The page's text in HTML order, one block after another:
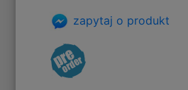
zapytaj o produkt